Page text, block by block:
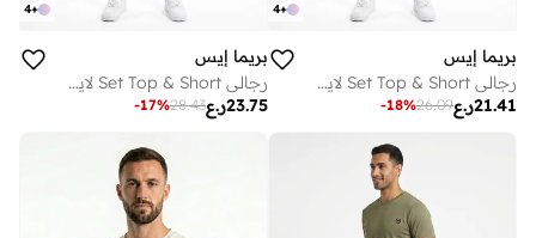
+
4
بريما إيس
رجالي Set Top & Short لايف ستايل بريميوم Light Grey
ر.ع21.41
26.09
-18%
+
4
بريما إيس
رجالي Set Top & Short لايف ستايل بريميوم Light Grey
ر.ع23.75
28.43
-17%